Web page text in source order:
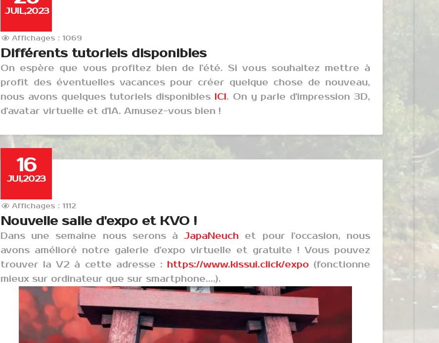
JUIL,2023
Affichages : 1069
Différents tutoriels disponibles
On espère que vous profitez bien de l'été. Si vous souhaitez mettre à
profit des éventuelles vacances pour créer quelque chose de nouveau,
nous avons quelques tutoriels disponibles ICI. On y parle d'impression 3D,
d'avatar virtuelle et d'IA. Amusez-vous bien !
16
JUI,2023
Affichages : 1112
Nouvelle salle d'expo et KVO !
Dans une semaine nous serons àJapaNeuch et pour l'occasion, nous
avons amélioré notre galerie d'expo virtuelle et gratuite ! Vous pouvez
trouver la V2 à cette adresse : https://www.kissui.click/expo (fonctionne
mieux sur ordinateur que sur smartphone....).